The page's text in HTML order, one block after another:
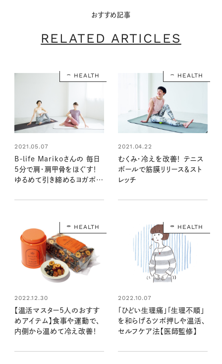
おすすめ記事
RELATED ARTICLES
HEALTH
2021.05.07
B-life Marikoさんの 毎日
5分で肩・肩甲骨をほぐす！
ゆるめて引き締めるヨガポー
HEALTH
2021.04.22
むくみ・冷えを改善！ テニス
ボールで筋膜リリース＆スト
レッチ
HEALTH
2022.12.30
【温活マスター5人のおすす
めアイテム】食事や運動で、
内側から温めて冷え改善！
HEALTH
2022.10.07
「ひどい生理痛」「生理不順」
を和らげるツボ押しや温活、
セルフケア法【医師監修】